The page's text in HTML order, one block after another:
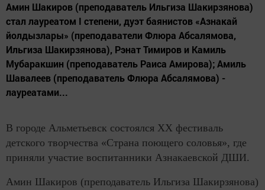
Амин Шакиров (преподаватель Ильгиза Шакирзянова)
стал лауреатом I степени, дуэт баянистов «Азнакай
йолдызлары» (преподаватели Флюра Абсалямова,
Ильгиза Шакирзянова), Рэнат Тимиров и Камиль
Мубаракшин (преподаватель Раиса Амирова); Амиль
Шавалеев (преподаватель Флюра Абсалямова) -
лауреатами...
В городе Альметьевск состоялся XX фестиваль
детского творчества «Страна поющего соловья», где
приняли участие воспитанники Азнакаевской ДШИ.
Амин Шакиров (преподаватель Ильгиза Шакирзянова)